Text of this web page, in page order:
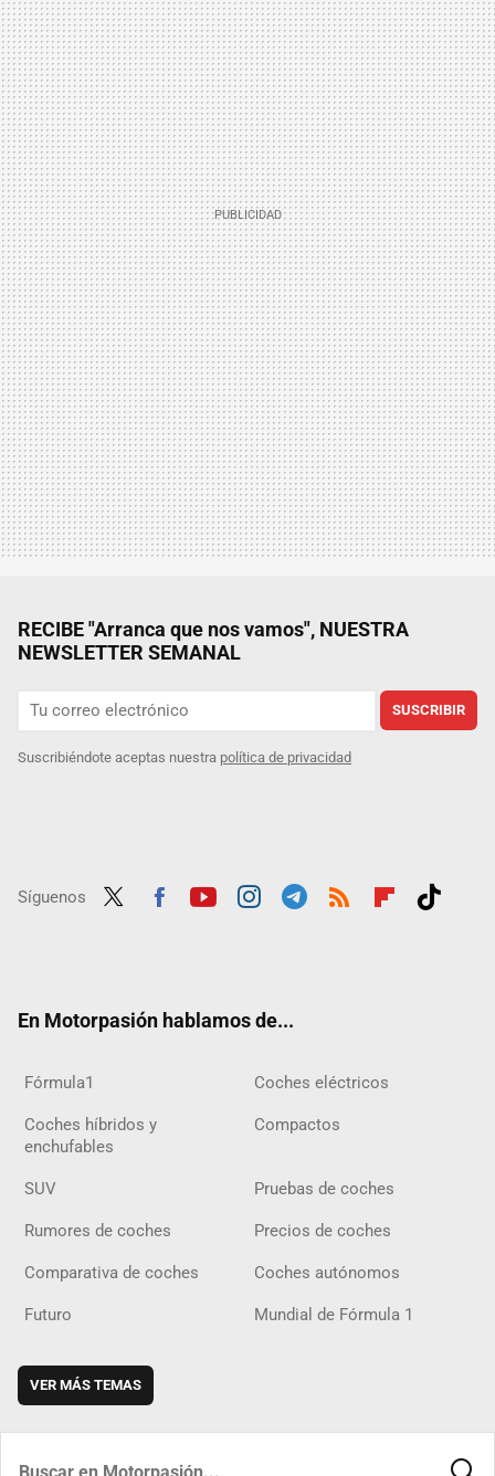
RECIBE "Arranca que nos vamos", NUESTRA
NEWSLETTER SEMANAL
SUSCRIBIR
Suscribiéndote aceptas nuestra política de privacidad
Síguenos
En Motorpasión hablamos de...
Fórmula1 Coches eléctricos
Coches híbridos y
enchufables
Compactos
SUV Pruebas de coches
Rumores de coches Precios de coches
Comparativa de coches Coches autónomos
Futuro Mundial de Fórmula 1
VER MÁS TEMAS